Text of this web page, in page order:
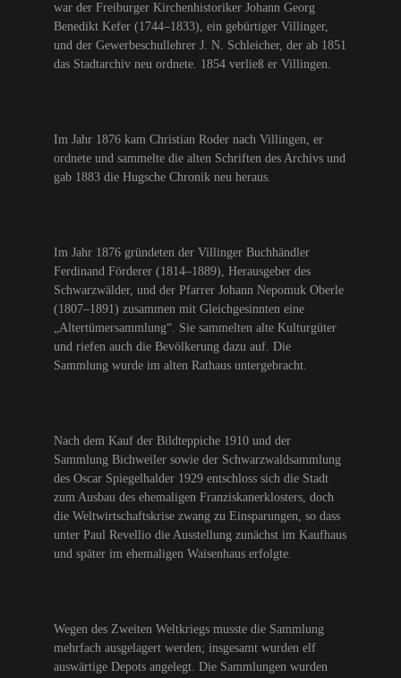
war der Freiburger Kirchenhistoriker Johann Georg
Benedikt Kefer (1744–1833), ein gebürtiger Villinger,
und der Gewerbeschullehrer J. N. Schleicher, der ab 1851
das Stadtarchiv neu ordnete. 1854 verließ er Villingen.
Im Jahr 1876 kam Christian Roder nach Villingen, er
ordnete und sammelte die alten Schriften des Archivs und
gab 1883 die Hugsche Chronik neu heraus.
Im Jahr 1876 gründeten der Villinger Buchhändler
Ferdinand Förderer (1814–1889), Herausgeber des
Schwarzwälder, und der Pfarrer Johann Nepomuk Oberle
(1807–1891) zusammen mit Gleichgesinnten eine
„Altertümersammlung“. Sie sammelten alte Kulturgüter
und riefen auch die Bevölkerung dazu auf. Die
Sammlung wurde im alten Rathaus untergebracht.
Nach dem Kauf der Bildteppiche 1910 und der
Sammlung Bichweiler sowie der Schwarzwaldsammlung
des Oscar Spiegelhalder 1929 entschloss sich die Stadt
zum Ausbau des ehemaligen Franziskanerklosters, doch
die Weltwirtschaftskrise zwang zu Einsparungen, so dass
unter Paul Revellio die Ausstellung zunächst im Kaufhaus
und später im ehemaligen Waisenhaus erfolgte.
Wegen des Zweiten Weltkriegs musste die Sammlung
mehrfach ausgelagert werden; insgesamt wurden elf
auswärtige Depots angelegt. Die Sammlungen wurden